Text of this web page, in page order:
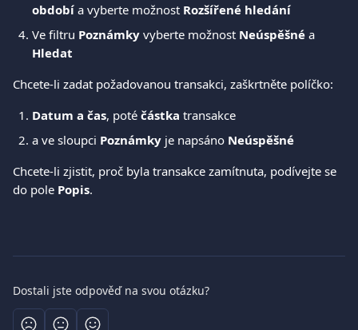
období a vyberte možnost Rozšířené hledání
Ve filtru Poznámky vyberte možnost Neúspěšné a
Hledat
Chcete-li zadat požadovanou transakci, zaškrtněte políčko:
Datum a čas, poté částka transakce
a ve sloupci Poznámky je napsáno Neúspěšné
Chcete-li zjistit, proč byla transakce zamítnuta, podívejte se
do pole Popis.
Dostali jste odpověď na svou otázku?